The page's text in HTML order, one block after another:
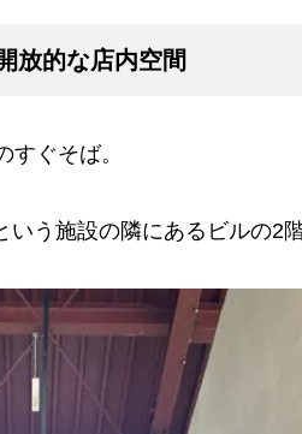
放的な店内空間
すぐそば。
いう施設の隣にあるビルの2